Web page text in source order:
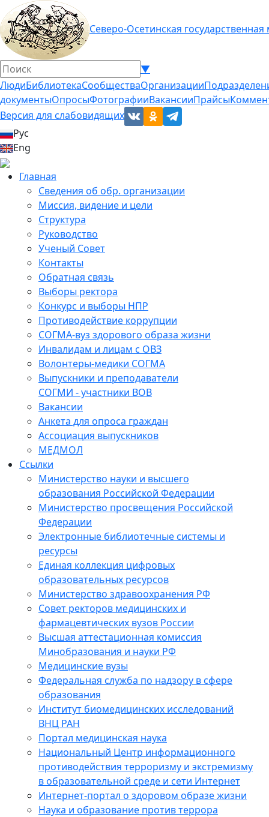
Северо-Осетинская
▼
ЛюдиБиблиотекаСообществаОрганизации
документыОпросыФотографииВакансииПрайсы
Версия для слабовидящих
Рус
Eng
Главная
Сведения об обр. организации
Миссия, видение и цели
Структура
Руководство
Ученый Совет
Контакты
Обратная связь
Выборы ректора
Конкурс и выборы НПР
Противодействие коррупции
СОГМА-вуз здорового образа жизни
Инвалидам и лицам с ОВЗ
Волонтеры-медики СОГМА
Выпускники и преподаватели
СОГМИ - участники ВОВ
Вакансии
Анкета для опроса граждан
Ассоциация выпускников
МЕДМОЛ
Ссылки
Министерство науки и высшего
образования Российской Федерации
Министерство просвещения Российской
Федерации
Электронные библиотечные системы и
ресурсы
Единая коллекция цифровых
образовательных ресурсов
Министерство здравоохранения РФ
Совет ректоров медицинских и
фармацевтических вузов России
Высшая аттестационная комиссия
Минобразования и науки РФ
Медицинские вузы
Федеральная служба по надзору в сфере
образования
Институт биомедицинских исследований
ВНЦ РАН
Портал медицинская наука
Национальный Центр информационного
противодействия терроризму и экстремизму
в образовательной среде и сети Интернет
Интернет-портал о здоровом образе жизни
Наука и образование против террора